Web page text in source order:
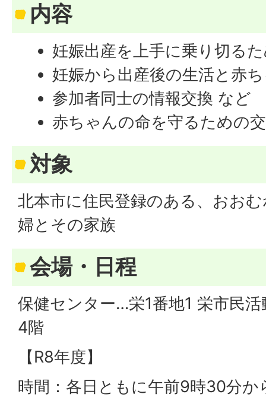
内容
妊娠出産を上手に乗り切る
妊娠から出産後の生活と赤
参加者同士の情報交換 など
赤ちゃんの命を守るための
対象
北本市に住民登録のある、おお
婦とその家族
会場・日程
保健センター…栄1番地1 栄市民
4階
【R8年度】
時間：各日ともに午前9時30分か